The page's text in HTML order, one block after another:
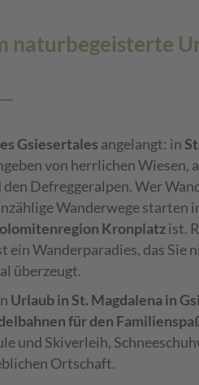
naturbegeisterte
Gsiesertales angelangt: in
von herrlichen
Defreggeralpen. Wer
Wanderwege starten
Kronplatzist.
ein Wanderparadies, das
überzeugt.
Urlaub in St. Magdalena in
für den
und Skiverleih,
Ortschaft.